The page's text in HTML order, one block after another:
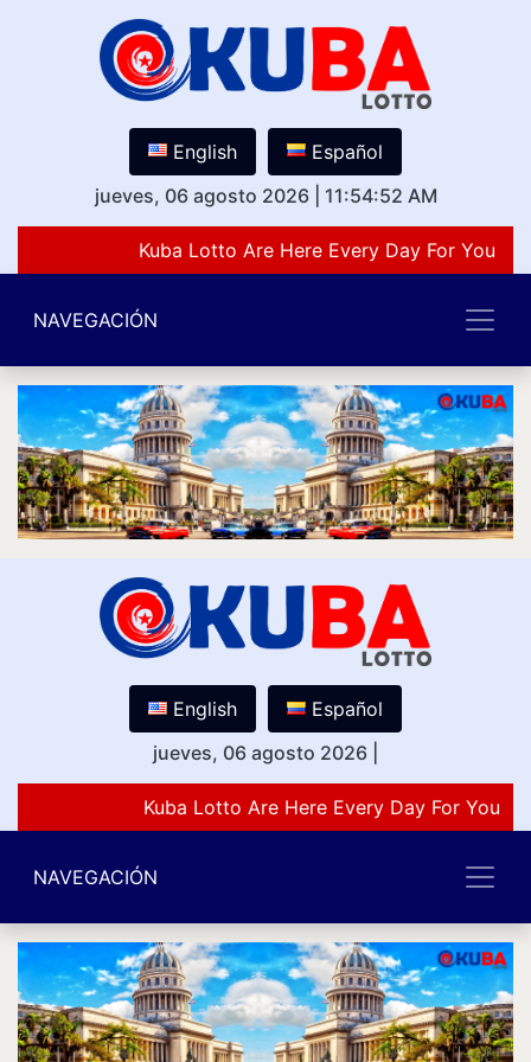
English
Español
jueves, 06 agosto 2026
11:54:52 AM
Kuba Lotto Are Here Every Day For You
NAVEGACIÓN
English
Español
jueves, 06 agosto 2026
Kuba Lotto Are Here Every Day For You
NAVEGACIÓN